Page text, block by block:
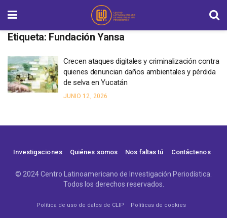
Etiqueta: Fundación Yansa
Crecen ataques digitales y criminalización contra
quienes denuncian daños ambientales y pérdida
de selva en Yucatán
JUNIO 12, 2026
Investigaciones Quiénes somos Nos faltas tú Contáctenos
© 2024 Centro Latinoamericano de Investigación Periodística.
Todos los derechos reservados.
Política de uso de datos de CLIP Políticas de cookies